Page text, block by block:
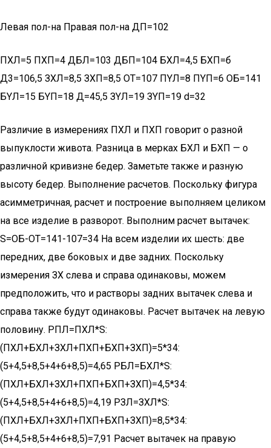
Левая пол-на Правая пол-на ДП=102
ПХЛ=5 ПХП=4 ДБЛ=103 ДБП=104 БХЛ=4,5 БХП=б
Д3=106,5 ЗХЛ=8,5 ЗХП=8,5 ОТ=107 ПYЛ=8 ПYП=6 ОБ=141
БYЛ=15 БYП=18 Д=45,5 ЗYЛ=19 ЗYП=19 d=32
Различие в измерениях ПХЛ и ПХП говорит о разной
выпуклости живота. Разница в мерках БХЛ и БХП — о
различной кривизне бедер. Заметьте также и разную
высоту бедер. Выполнение расчетов. Поскольку фигура
асимметричная, расчет и построение выполняем целиком
на все изделие в разворот. Выполним расчет вытачек:
S=ОБ-ОТ=141-107=34 На всем изделии их шесть: две
передних, две боковых и две задних. Поскольку
измерения ЗХ слева и справа одинаковы, можем
предположить, что и растворы задних вытачек слева и
справа также будут одинаковы. Расчет вытачек на левую
половину. РПЛ=ПХЛ*S:
(ПХЛ+БХЛ+ЗХЛ+ПХП+БХП+ЗХП)=5*34:
(5+4,5+8,5+4+6+8,5)=4,65 РБЛ=БХЛ*S:
(ПХЛ+БХЛ+ЗХЛ+ПХП+БХП+ЗХП)=4,5*34:
(5+4,5+8,5+4+6+8,5)=4,19 РЗЛ=ЗХЛ*S:
(ПХЛ+БХЛ+ЗХЛ+ПХП+БХП+ЗХП)=8,5*34:
(5+4,5+8,5+4+6+8,5)=7,91 Расчет вытачек на правую